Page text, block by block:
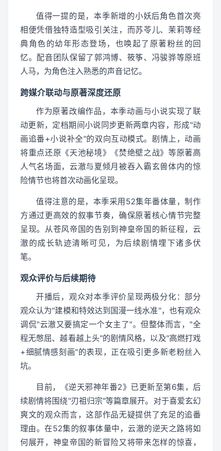
值得一提的是，本季新增的小妖后角色首次亮
相便凭借独特造型吸引关注，而苏苓儿、茉莉等经
典角色的幼年形态登场，也唤起了原著粉丝的回
忆。配音团队保留了郭鸿博、筱筝、冯骏骅等原班
人马，为角色注入熟悉的声音记忆。
跨媒介联动与原著深度还原
作为原著改编作品，本季动画与小说实现了联
动更新，定档期间小说同步更新两章内容，形成"动
画追番+小说补全"的双向互动模式。剧情上，动画
将重点还原《天池秘境》《焚绝壁之战》等原著高
人气名场面，云澈与夏倾月被吞入霸玄兽体内的惊
险情节也将首次动画化呈现。
值得注意的是，本季采用52集年番体量，制作
方通过更高效的叙事节奏，确保原著核心情节完整
呈现。从苍风帝国的告别到神皇帝国的新征程，云
澈的成长轨迹清晰可见，为后续剧情埋下诸多伏
笔。
观众评价与后续期待
开播后，观众对本季评价呈现两极分化：部分
观众认为"建模和特效达到国漫一线水准"，也有观众
调侃"云澈又要搞定一个女主了"。但整体而言，"全
程无憋屈、越看越上头"的剧情风格，以及"高燃打戏
+细腻情感刻画"的表现，正在吸引更多新老粉丝入
坑。
目前，《逆天邪神年番2》已更新至第6集，后
续剧情将围绕"刃祖归宗"等篇章展开。对于喜爱玄幻
爽文的观众而言，这部作品无疑提供了充足的追番
理由。在52集的叙事体量中，云澈的逆天之路将如
何展开，神皇帝国的新冒险又将带来怎样的惊喜，